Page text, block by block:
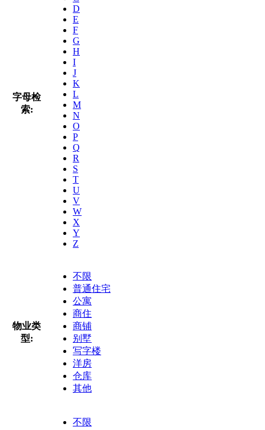
字母检
索:
D
E
F
G
H
I
J
K
L
M
N
O
P
Q
R
S
T
U
V
W
X
Y
Z
物业类
型:
不限
普通住宅
公寓
商住
商铺
别墅
写字楼
洋房
仓库
其他
不限